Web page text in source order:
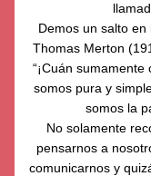
Demos un salto
Thomas Merton
“¡Cuán
somos pura y
somos la
No solamente
pensarnos a
comunicarnos y